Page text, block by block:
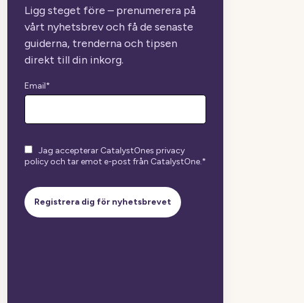
Ligg steget före – prenumerera på
vårt nyhetsbrev och få de senaste
guiderna, trenderna och tipsen
direkt till din inkorg.
Email*
Jag accepterar CatalystOnes privacy
policy och tar emot e-post från CatalystOne.*